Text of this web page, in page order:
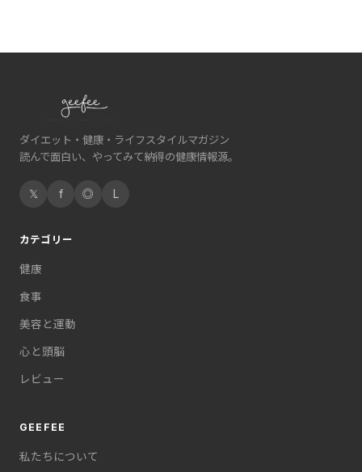
ダイエット・健康・ライフスタイルマガジン
読んで面白い、やってみて納得の健康情報源。
𝕏 f ◎ L
カテゴリー
健康
食事
美容と運動
心と頭脳
レビュー
GEEFEE
私たちについて